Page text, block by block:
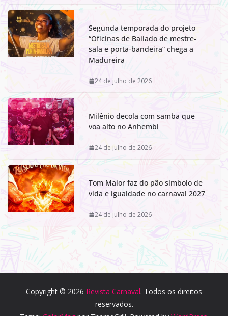
Segunda temporada do projeto
“Oficinas de Bailado de mestre-
sala e porta-bandeira” chega a
Madureira
24 de julho de 2026
Milênio decola com samba que
voa alto no Anhembi
24 de julho de 2026
Tom Maior faz do pão símbolo de
vida e igualdade no carnaval 2027
24 de julho de 2026
Copyright © 2026 Revista Carnaval. Todos os direitos
reservados.